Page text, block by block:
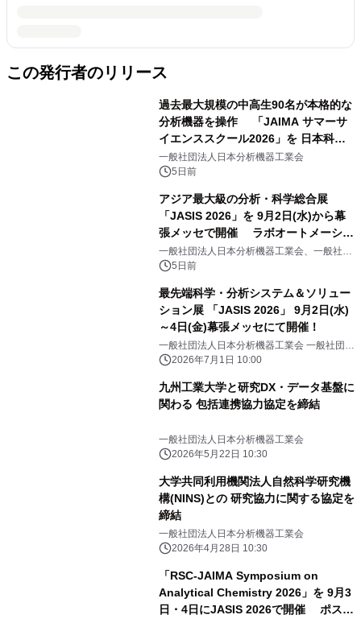
この発行者のリリース
過去最大規模の中高生90名が本格的な
分析機器を操作 「JAIMA サマーサ
イエンススクール2026」を 日本科学
未来館で開催
一般社団法人日本分析機器工業会
5日前
アジア最大級の分析・科学総合展
「JASIS 2026」を 9月2日(水)から幕
張メッセで開催 ラボオートメーショ
ン・フィジカルAI ― 研究開発を変え
る最新ソリューションなどの見どころ
一般社団法人日本分析機器工業会、一般社団
法人日本科学機器協会
5日前
最先端科学・分析システム＆ソリュー
ション展 「JASIS 2026」 9月2日(水)
～4日(金)幕張メッセにて開催！
一般社団法人日本分析機器工業会 一般社団法
人日本科学機器協会
2026年7月1日 10:00
九州工業大学と研究DX・データ基盤に
関わる 包括連携協力協定を締結
一般社団法人日本分析機器工業会
2026年5月22日 10:30
大学共同利用機関法人自然科学研究機
構(NINS)との 研究協力に関する協定を
締結
一般社団法人日本分析機器工業会
2026年4月28日 10:30
「RSC-JAIMA Symposium on
Analytical Chemistry 2026」を 9月3
日・4日にJASIS 2026で開催 ポスタ